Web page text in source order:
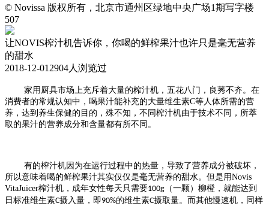
© Novissa 版权所有，北京市通州区绿地中央广场1期写字楼
507
让NOVIS榨汁机告诉你，你喝的鲜榨果汁也许只是毫无营养
的甜水
2018-12-01 2904人浏览过
家用厨具市场上充斥着大量的榨汁机，五花八门，良莠不齐。在
消费者的常规认知中，喝果汁能补充的大量维生素C等人体所需的营
养，达到养生保健的目的，殊不知，不同榨汁机由于技术不同，所萃
取的果汁的营养成分和含量都有所不同。
有的榨汁机因为在运行过程中的热量，导致了营养成分被破坏，
所以意味着喝的鲜榨果汁其实仅仅是毫无营养的甜水。 但是用Novis
VitaJuicer榨汁机，成年女性每天只需要100g （一颗）柳橙，就能达到
日标准维生素C摄入量，即90%的维生素C摄取量。 而其他慢速机，同样